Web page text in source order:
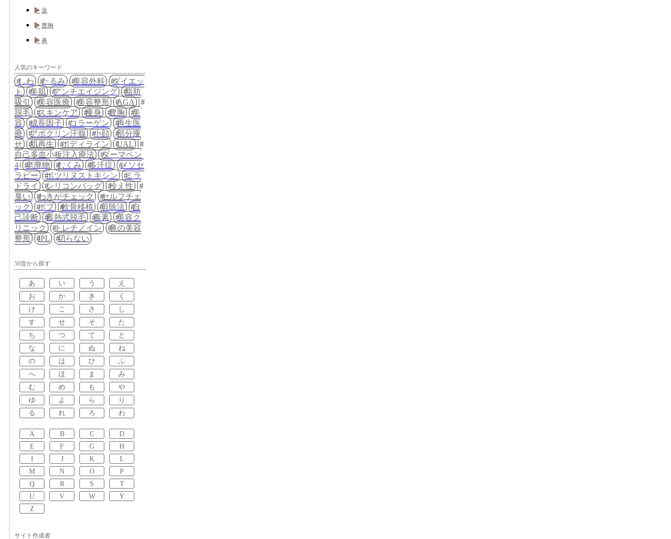
薬
豊胸
鼻
人気のキーワード
しわ たるみ 美容外科
ダイエッ
ト
美肌 アンチエイジング
脂肪
吸引
美容医療 美容整形
AGA
脱毛
スキンケア 痩身 豊胸
美
容
成長因子 コラーゲン
再生医
療
アポクリン汗腺 小顔
部分痩
せ
肌再生 ボディライン
UAL
自己多血小板注入療法
ダーマペン
4
老廃物 むくみ 多汗症
メソセ
ラピー
ボツリヌストキシン
ミラ
ドライ
シリコンバッグ
冷え性
臭い
わきがチェック
セルフチェ
ック
ボブ 軟骨移植 剪除法
自
己診断
蓄熱式脱毛 毒素
美容ク
リニック
トレチノイン
鼻の美容
整形
IPL 切らない
50音から探す
あ い う
え
お
か き
く
け
こ さ
し
す
せ そ
た
ち
つ て
と
な
に ぬ
ね
の
は ひ
ふ
へ
ほ ま
み
む
め も
や
ゆ
よ ら
り
る
れ ろ わ
A B C
D
E
F G
H
I
J K
L
M
N O
P
Q
R S
T
U
V W
Y
Z
サイト作成者